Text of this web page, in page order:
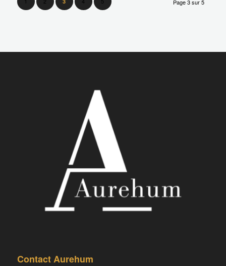
Page 3 sur 5
Contact Aurehum